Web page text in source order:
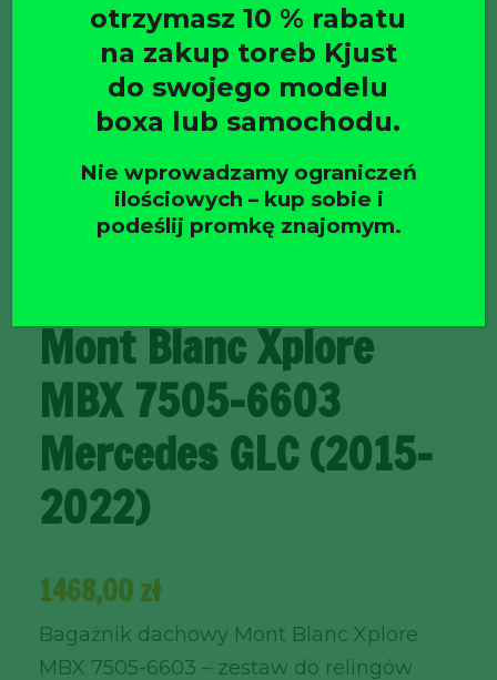
Bagażniki bazowe Relingi zintegrowane /
Bagażnik dachowy Mont Blanc Xplore MBX 7505-6603
Mercedes GLC (2015–2022)
Mont Blanc Xplore
MBX 7505-6603
Mercedes GLC (2015–
2022)
1468,00zł
Bagażnik dachowy Mont Blanc Xplore
MBX 7505-6603 – zestaw do relingów
otrzymasz 10 % rabatu
na zakup toreb Kjust
do swojego modelu
boxa lub samochodu.
Nie wprowadzamy ograniczeń
ilościowych – kup sobie i
podeślij promkę znajomym.